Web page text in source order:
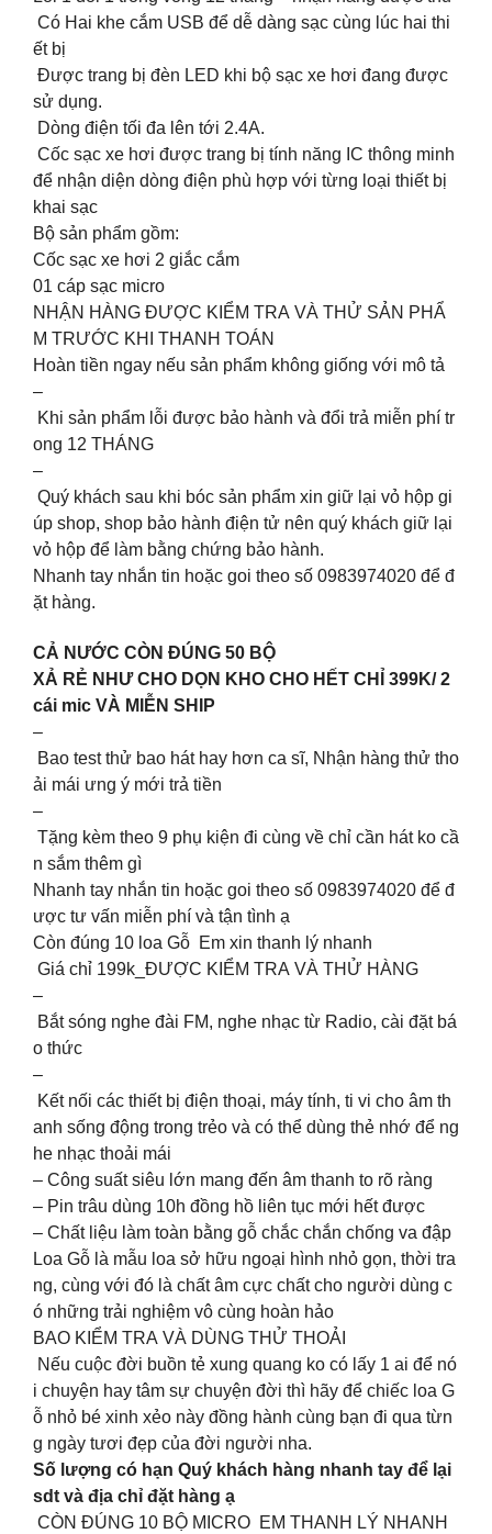
Có Hai khe cắm USB để dễ dàng sạc cùng lúc hai thi
ết bị
Được trang bị đèn LED khi bộ sạc xe hơi đang được
sử dụng.
Dòng điện tối đa lên tới 2.4A.
Cốc sạc xe hơi được trang bị tính năng IC thông minh
để nhận diện dòng điện phù hợp với từng loại thiết bị
khai sạc
Bộ sản phẩm gồm:
Cốc sạc xe hơi 2 giắc cắm
01 cáp sạc micro
NHẬN HÀNG ĐƯỢC KIỂM TRA VÀ THỬ SẢN PHẨ
M TRƯỚC KHI THANH TOÁN
Hoàn tiền ngay nếu sản phẩm không giống với mô tả
–
Khi sản phẩm lỗi được bảo hành và đổi trả miễn phí tr
ong 12 THÁNG
–
Quý khách sau khi bóc sản phẩm xin giữ lại vỏ hộp gi
úp shop, shop bảo hành điện tử nên quý khách giữ lại
vỏ hộp để làm bằng chứng bảo hành.
Nhanh tay nhắn tin hoặc goi theo số 0983974020 để đ
ặt hàng.
CẢ NƯỚC CÒN ĐÚNG 50 BỘ
XẢ RẺ NHƯ CHO DỌN KHO CHO HẾT CHỈ 399K/ 2
cái mic VÀ MIỄN SHIP
–
Bao test thử bao hát hay hơn ca sĩ, Nhận hàng thử tho
ải mái ưng ý mới trả tiền
–
Tặng kèm theo 9 phụ kiện đi cùng về chỉ cần hát ko cầ
n sắm thêm gì
Nhanh tay nhắn tin hoặc goi theo số 0983974020 để đ
ược tư vấn miễn phí và tận tình ạ
Còn đúng 10 loa Gỗ Em xin thanh lý nhanh
️ Giá chỉ 199k_ĐƯỢC KIỂM TRA VÀ THỬ HÀNG
–
Bắt sóng nghe đài FM, nghe nhạc từ Radio, cài đặt bá
o thức
–
Kết nối các thiết bị điện thoại, máy tính, ti vi cho âm th
anh sống động trong trẻo và có thể dùng thẻ nhớ để ng
he nhạc thoải mái
– Công suất siêu lớn mang đến âm thanh to rõ ràng
– Pin trâu dùng 10h đồng hồ liên tục mới hết được
– Chất liệu làm toàn bằng gỗ chắc chắn chống va đập
Loa Gỗ là mẫu loa sở hữu ngoại hình nhỏ gọn, thời tra
ng, cùng với đó là chất âm cực chất cho người dùng c
ó những trải nghiệm vô cùng hoàn hảo
BAO KIỂM TRA VÀ DÙNG THỬ THOẢI
Nếu cuộc đời buồn tẻ xung quang ko có lấy 1 ai để nó
i chuyện hay tâm sự chuyện đời thì hãy để chiếc loa G
ỗ nhỏ bé xinh xẻo này đồng hành cùng bạn đi qua từn
g ngày tươi đẹp của đời người nha.
Số lượng có hạn Quý khách hàng nhanh tay để lại
sdt và địa chỉ đặt hàng ạ
CÒN ĐÚNG 10 BỘ MICRO EM THANH LÝ NHANH